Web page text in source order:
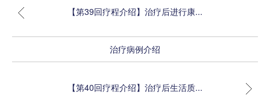
【第39回疗程介绍】治疗后进行康...
治疗病例介绍
【第40回疗程介绍】治疗后生活质...